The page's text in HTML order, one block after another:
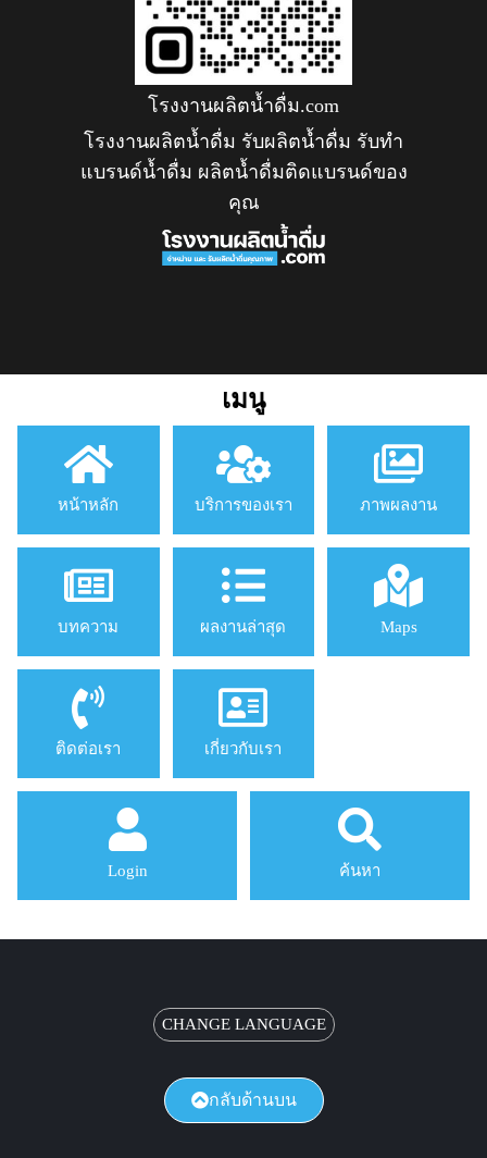
โรงงานผลิตน้ำดื่ม.com
โรงงานผลิตน้ำดื่ม รับผลิตน้ำดื่ม รับทำ
แบรนด์น้ำดื่ม ผลิตน้ำดื่มติดแบรนด์ของ
คุณ
เมนู
หน้าหลัก บริการของเรา ภาพผลงาน
บทความ ผลงานล่าสุด Maps
ติดต่อเรา เกี่ยวกับเรา
Login ค้นหา
CHANGE LANGUAGE
กลับด้านบน